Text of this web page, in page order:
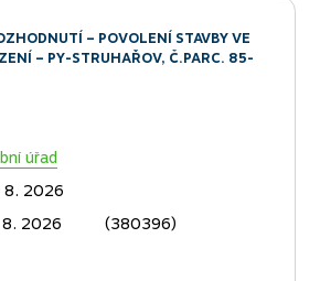
– POVOLENÍ STAVBY VE
– PY-STRUHAŘOV, Č.PARC. 85-
úřad